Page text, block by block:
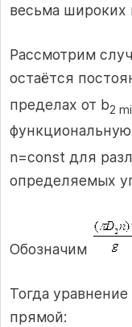
весьма широких
Рассмотрим
остаётся
пределах от b2
n=const для
определяемых
Обозначим
Тогда
прямой: